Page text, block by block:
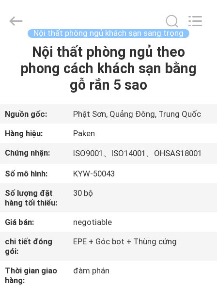
PHẨM
VỀ
TÔI
THAM
QUAN
NHÀ
MÁY
Foshan
Paken
Nội thất phòng ngủ khách sạn sang trọng
Nội thất phòng ngủ theo
phong cách khách sạn bằng
gỗ rắn 5 sao
Nguồn gốc:
Phật Sơn, Quảng Đông, Trung Quốc
Hàng hiệu:
Paken
Chứng nhận:
ISO9001、ISO14001、OHSAS18001
Số mô hình:
KYW-50043
Số lượng đặt
hàng tối thiểu:
30 bộ
Giá bán:
negotiable
chi tiết đóng
gói:
EPE + Góc bọt + Thùng cứng
Thời gian giao
hàng:
đàm phán